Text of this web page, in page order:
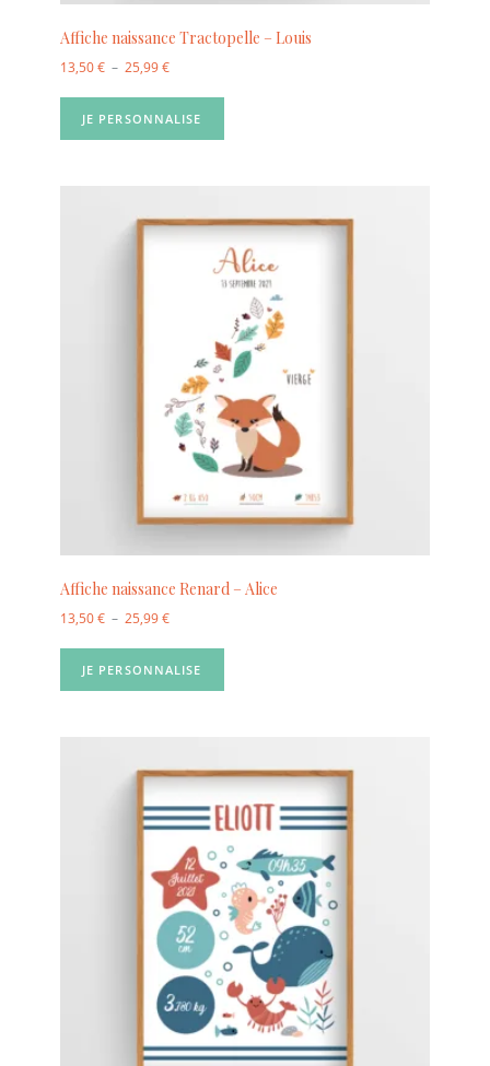
Affiche naissance Tractopelle – Louis
13,50€ – 25,99€
JE PERSONNALISE
Affiche naissance Renard – Alice
13,50€ – 25,99€
JE PERSONNALISE